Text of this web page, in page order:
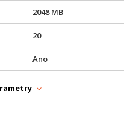
2048 MB
20
Ano